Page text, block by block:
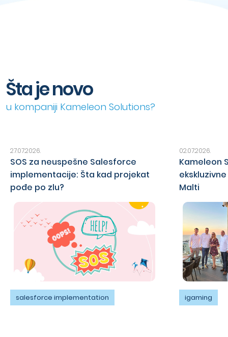
Šta je novo
u kompaniji Kameleon Solutions?
27.07.2026.
SOS za neuspešne Salesforce
implementacije: Šta kad projekat
pođe po zlu?
salesforce implementation
02.07.2026.
Kameleon
Malti
igaming